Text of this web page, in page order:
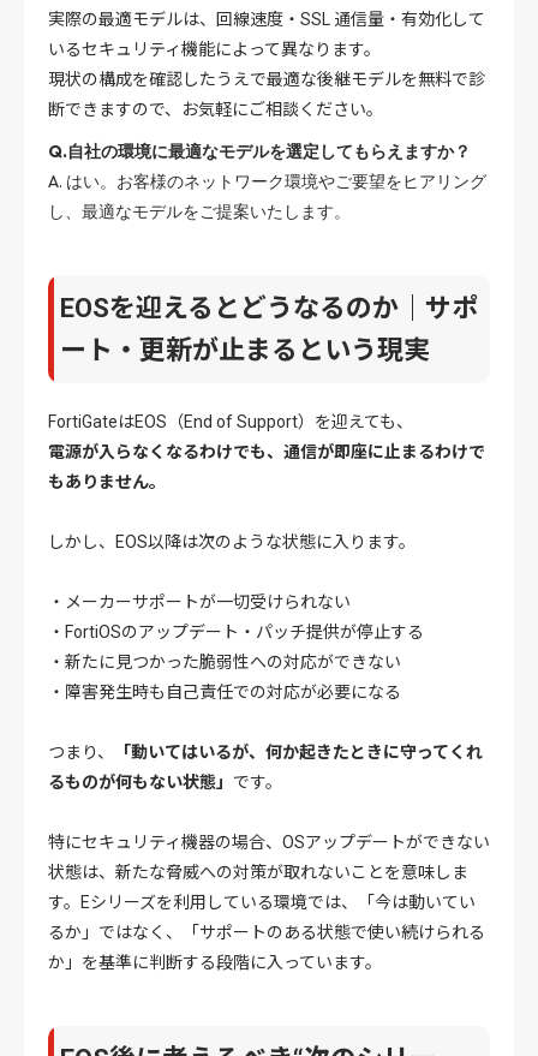
実際の最適モデルは、回線速度・SSL 通信量・有効化して
いるセキュリティ機能によって異なります。
現状の構成を確認したうえで最適な後継モデルを無料で診
断できますので、お気軽にご相談ください。
Q.自社の環境に最適なモデルを選定してもらえますか？
A. はい。お客様のネットワーク環境やご要望をヒアリング
し、最適なモデルをご提案いたします。
EOSを迎えるとどうなるのか｜サポ
ート・更新が止まるという現実
FortiGateはEOS（End of Support）を迎えても、
電源が入らなくなるわけでも、通信が即座に止まるわけで
もありません。
しかし、EOS以降は次のような状態に入ります。
・メーカーサポートが一切受けられない
・FortiOSのアップデート・パッチ提供が停止する
・新たに見つかった脆弱性への対応ができない
・障害発生時も自己責任での対応が必要になる
つまり、
「動いてはいるが、何か起きたときに守ってくれ
るものが何もない状態」 です。
特にセキュリティ機器の場合、OSアップデートができない
状態は、新たな脅威への対策が取れないことを意味しま
す。Eシリーズを利用している環境では、「今は動いてい
るか」ではなく、「サポートのある状態で使い続けられる
か」を基準に判断する段階に入っています。